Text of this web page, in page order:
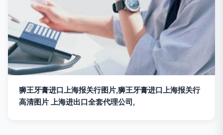
狮王牙膏进口上海报关行图片,狮王牙膏进口上海报关行
高清图片 上海进出口全套代理公司,